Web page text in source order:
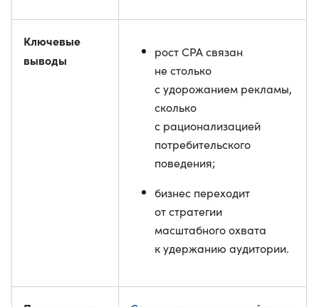
Ключевые
выводы
рост CPA связан
не столько
с удорожанием рекламы,
сколько
с рационализацией
потребительского
поведения;
бизнес переходит
от стратегии
масштабного охвата
к удержанию аудитории.